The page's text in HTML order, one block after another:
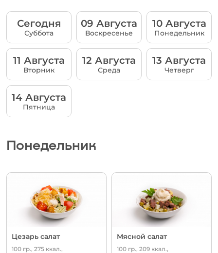
Сегодня
Суббота
09 Августа
Воскресенье
10 Августа
Понедельник
11 Августа
Вторник
12 Августа
Среда
13 Августа
Четверг
14 Августа
Пятница
Понедельник
Цезарь салат
100 гр., 275 ккал.,
Мясной салат
100 гр., 209 ккал.,